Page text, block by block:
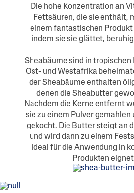
Die hohe Konzentration an
Fettsäuren, die sie enthält,
einem fantastischen Produkt
indem sie sie glättet,
Sheabäume sind in tropischen
Ost- und Westafrika
der Sheabäume enthalten
denen die Sheabutter
Nachdem die Kerne entfernt
sie zu einem Pulver gemahlen
gekocht. Die Butter steigt an
und wird dann zu einem
ideal für die Anwendung in
Produkten